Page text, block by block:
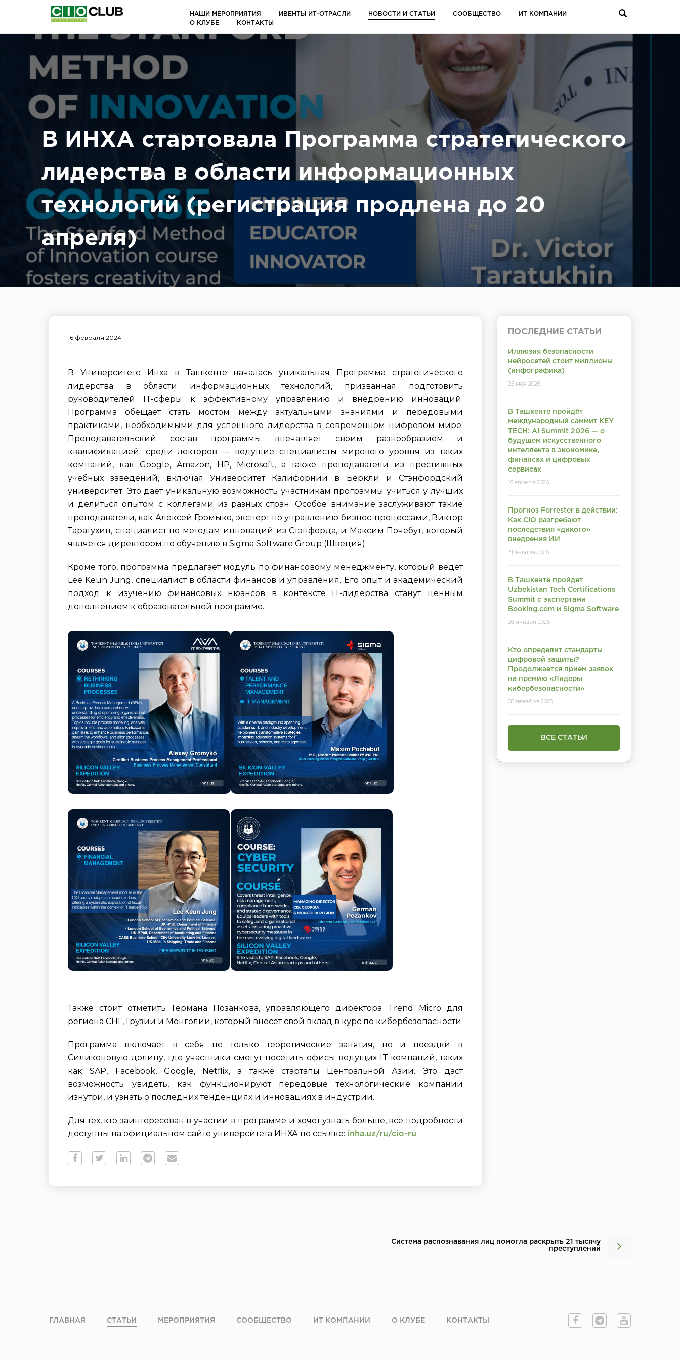
НАШИ МЕРОПРИЯТИЯ ИВЕНТЫ ИТ-ОТРАСЛИ НОВОСТИ И СТАТЬИ СООБЩЕСТВО
ИТ КОМПАНИИ
О КЛУБЕ
КОНТАКТЫ
В ИНХА стартовала Программа стратегического
лидерства в области информационных
технологий (регистрация продлена до 20
апреля)
16 февраля 2024
В Университете Инха в Ташкенте началась уникальная Программа стратегического
лидерства в области информационных технологий, призванная подготовить
руководителей IT-сферы к эффективному управлению и внедрению инноваций.
Программа обещает стать мостом между актуальными знаниями и передовыми
практиками, необходимыми для успешного лидерства в современном цифровом мире.
Преподавательский состав программы впечатляет своим разнообразием и
квалификацией: среди лекторов — ведущие специалисты мирового уровня из таких
компаний, как Google, Amazon, HP, Microsoft, а также преподаватели из престижных
учебных заведений, включая Университет Калифорнии в Беркли и Стэнфордский
университет. Это дает уникальную возможность участникам программы учиться у лучших
и делиться опытом с коллегами из разных стран. Особое внимание заслуживают такие
преподаватели, как Алексей Громыко, эксперт по управлению бизнес-процессами, Виктор
Таратухин, специалист по методам инноваций из Стэнфорда, и Максим Почебут, который
является директором по обучению в Sigma Software Group (Швеция).
Кроме того, программа предлагает модуль по финансовому менеджменту, который ведет
Lee Keun Jung, специалист в области финансов и управления. Его опыт и академический
подход к изучению финансовых нюансов в контексте IT-лидерства станут ценным
дополнением к образовательной программе.
Также стоит отметить Германа Позанкова, управляющего директора Trend Micro для
региона СНГ, Грузии и Монголии, который внесет свой вклад в курс по кибербезопасности.
Программа включает в себя не только теоретические занятия, но и поездки в
Силиконовую долину, где участники смогут посетить офисы ведущих IT-компаний, таких
как SAP, Facebook, Google, Netflix, а также стартапы Центральной Азии. Это даст
возможность увидеть, как функционируют передовые технологические компании
изнутри, и узнать о последних тенденциях и инновациях в индустрии.
Для тех, кто заинтересован в участии в программе и хочет узнать больше, все подробности
доступны на официальном сайте университета ИНХА по ссылке: inha.uz/ru/cio-ru.
ПОСЛЕДНИЕ СТАТЬИ
Иллюзия безопасности
нейросетей стоит миллионы
(инфографика)
25 мая 2026
В Ташкенте пройдёт
международный саммит KEY
TECH: AI Summit 2026 — о
будущем искусственного
интеллекта в экономике,
финансах и цифровых
сервисах
16 апреля 2026
Прогноз Forrester в действии:
Как CIO разгребают
последствия «дикого»
внедрения ИИ
31 января 2026
В Ташкенте пройдет
Uzbekistan Tech Certifications
Summit с экспертами
Booking.com и Sigma Software
26 января 2026
Кто определит стандарты
цифровой защиты?
Продолжается прием заявок
на премию «Лидеры
кибербезопасности»
08 декабря 2025
ВСЕ СТАТЬИ
Система распознавания лиц помогла раскрыть 21 тысячу
преступлений
ГЛАВНАЯ СТАТЬИ МЕРОПРИЯТИЯ СООБЩЕСТВО ИТ КОМПАНИИ О КЛУБЕ КОНТАКТЫ